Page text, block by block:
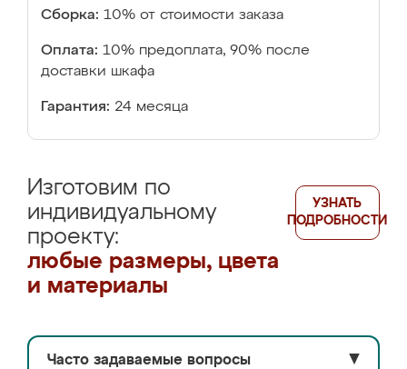
Сборка: 10% от стоимости заказа
Оплата: 10% предоплата, 90% после
доставки шкафа
Гарантия: 24 месяца
Изготовим по
индивидуальному
проекту:
любые размеры, цвета
и материалы
УЗНАТЬ
ПОДРОБНОСТИ
Часто задаваемые вопросы ▼